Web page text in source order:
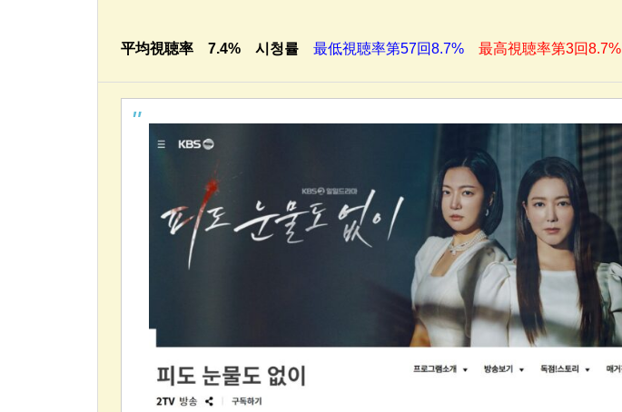
平均視聴率 7.4% 시청률 最低視聴率第57回8.7% 最高視聴率第3回8.7%